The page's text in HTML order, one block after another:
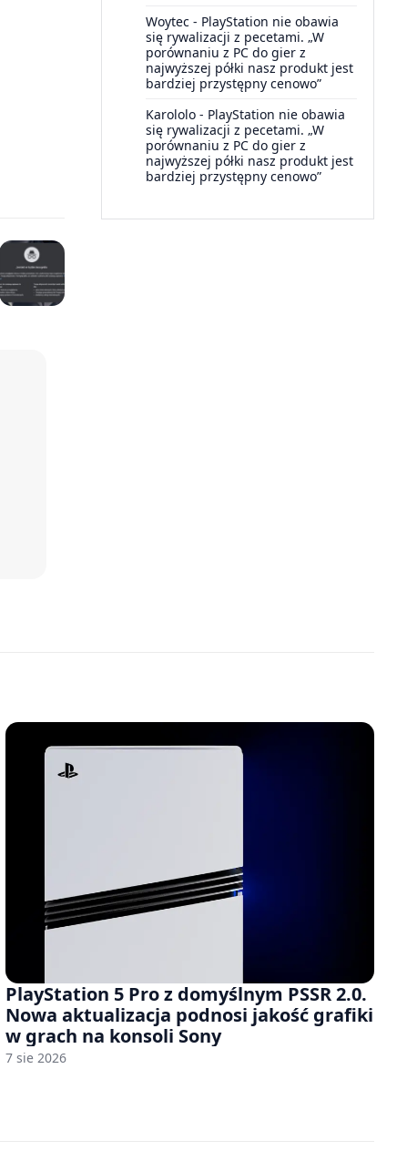
Woytec - PlayStation nie obawia
się rywalizacji z pecetami. „W
porównaniu z PC do gier z
najwyższej półki nasz produkt jest
bardziej przystępny cenowo”
Karololo - PlayStation nie obawia
się rywalizacji z pecetami. „W
porównaniu z PC do gier z
najwyższej półki nasz produkt jest
bardziej przystępny cenowo”
PlayStation 5 Pro z domyślnym PSSR 2.0.
Nowa aktualizacja podnosi jakość grafiki
w grach na konsoli Sony
7 sie 2026